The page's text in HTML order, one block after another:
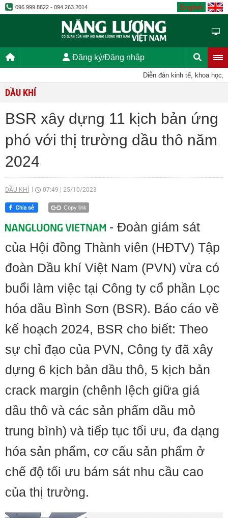
096.999.8822 - 094.263.2014 English
Đăng ký/Đăng nhập
Diễn đàn kinh tế, khoa học, kỹ
DẦU KHÍ
BSR xây dựng 11 kịch bản ứng
phó với thị trường dầu thô năm
2024
DẦU KHÍ 07:49 25/10/2023
Copy link
- Đoàn giám sát
của Hội đồng Thành viên (HĐTV) Tập
đoàn Dầu khí Việt Nam (PVN) vừa có
buổi làm việc tại Công ty cổ phần Lọc
hóa dầu Bình Sơn (BSR). Báo cáo về
kế hoạch 2024, BSR cho biết: Theo
sự chỉ đạo của PVN, Công ty đã xây
dựng 6 kịch bản dầu thô, 5 kịch bản
crack margin (chênh lệch giữa giá
dầu thô và các sản phẩm dầu mỏ
trung bình) và tiếp tục tối ưu, đa dạng
hóa sản phẩm, cơ cấu sản phẩm ở
chế độ tối ưu bám sát nhu cầu cao
của thị trường.